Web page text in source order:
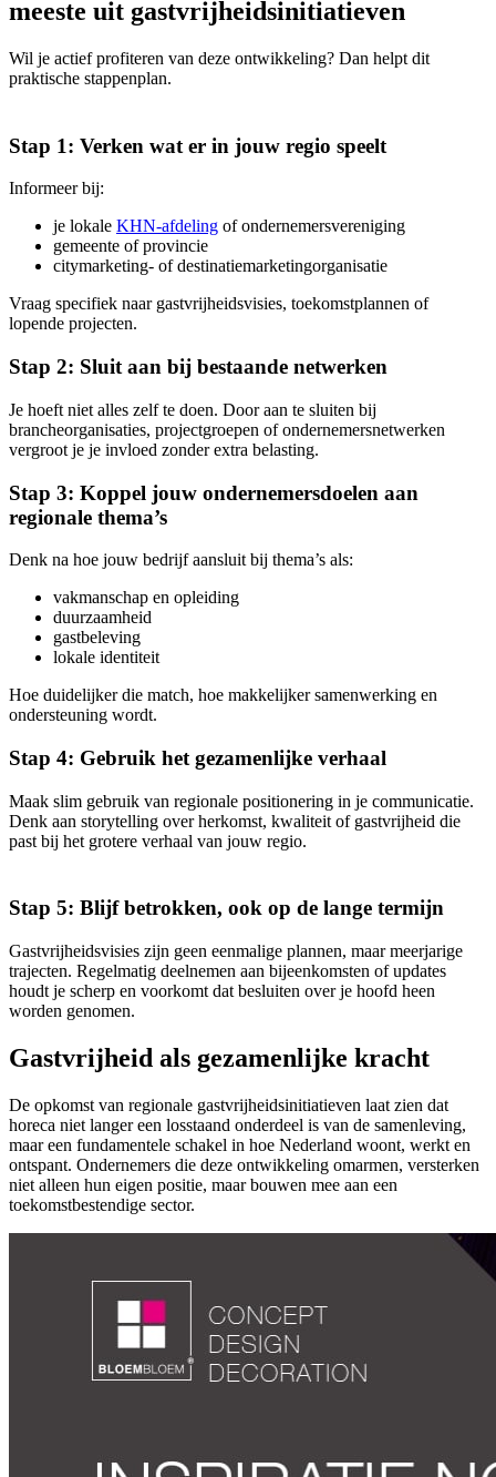
meeste uit gastvrijheidsinitiatieven
Wil je actief profiteren van deze ontwikkeling? Dan helpt dit
praktische stappenplan.
Stap 1: Verken wat er in jouw regio speelt
Informeer bij:
je lokale KHN‑afdeling of ondernemersvereniging
gemeente of provincie
citymarketing‑ of destinatiemarketingorganisatie
Vraag specifiek naar gastvrijheidsvisies, toekomstplannen of
lopende projecten.
Stap 2: Sluit aan bij bestaande netwerken
Je hoeft niet alles zelf te doen. Door aan te sluiten bij
brancheorganisaties, projectgroepen of ondernemersnetwerken
vergroot je je invloed zonder extra belasting.
Stap 3: Koppel jouw ondernemersdoelen aan
regionale thema’s
Denk na hoe jouw bedrijf aansluit bij thema’s als:
vakmanschap en opleiding
duurzaamheid
gastbeleving
lokale identiteit
Hoe duidelijker die match, hoe makkelijker samenwerking en
ondersteuning wordt.
Stap 4: Gebruik het gezamenlijke verhaal
Maak slim gebruik van regionale positionering in je communicatie.
Denk aan storytelling over herkomst, kwaliteit of gastvrijheid die
past bij het grotere verhaal van jouw regio.
Stap 5: Blijf betrokken, ook op de lange termijn
Gastvrijheidsvisies zijn geen eenmalige plannen, maar meerjarige
trajecten. Regelmatig deelnemen aan bijeenkomsten of updates
houdt je scherp en voorkomt dat besluiten over je hoofd heen
worden genomen.
Gastvrijheid als gezamenlijke kracht
De opkomst van regionale gastvrijheidsinitiatieven laat zien dat
horeca niet langer een losstaand onderdeel is van de samenleving,
maar een fundamentele schakel in hoe Nederland woont, werkt en
ontspant. Ondernemers die deze ontwikkeling omarmen, versterken
niet alleen hun eigen positie, maar bouwen mee aan een
toekomstbestendige sector.